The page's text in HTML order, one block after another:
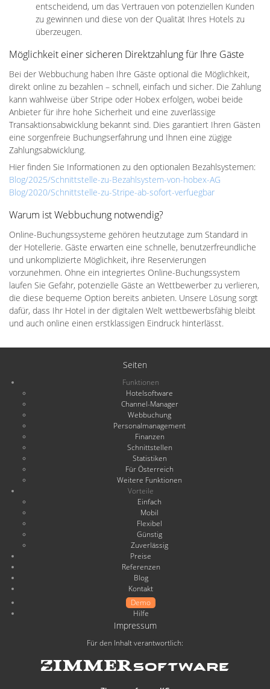
entscheidend, um das Vertrauen von potenziellen Kunden
zu gewinnen und diese von der Qualität Ihres Hotels zu
überzeugen.
Möglichkeit einer sicheren Direktzahlung für Ihre Gäste
Bei der Webbuchung haben Ihre Gäste optional die Möglichkeit,
direkt online zu bezahlen – schnell, einfach und sicher. Die Zahlung
kann wahlweise über Stripe oder Hobex erfolgen, wobei beide
Anbieter für ihre hohe Sicherheit und eine zuverlässige
Transaktionsabwicklung bekannt sind. Dies garantiert Ihren Gästen
eine sorgenfreie Buchungserfahrung und Ihnen eine zügige
Zahlungsabwicklung.
Hier finden Sie Informationen zu den optionalen Bezahlsystemen:
Blog/2025/Schnittstelle-zu-Bezahlsystem-von-hobex-AG
Blog/2020/Schnittstelle-zu-Stripe-ab-sofort-verfuegbar
Warum ist Webbuchung notwendig?
Online-Buchungssysteme gehören heutzutage zum Standard in
der Hotellerie. Gäste erwarten eine schnelle, benutzerfreundliche
und unkomplizierte Möglichkeit, ihre Reservierungen
vorzunehmen. Ohne ein integriertes Online-Buchungssystem
laufen Sie Gefahr, potenzielle Gäste an Wettbewerber zu verlieren,
die diese bequeme Option bereits anbieten. Unsere Lösung sorgt
dafür, dass Ihr Hotel in der digitalen Welt wettbewerbsfähig bleibt
und auch online einen erstklassigen Eindruck hinterlässt.
Seiten
Funktionen
Hotelsoftware
Channel-Manager
Webbuchung
Personalmanagement
Finanzen
Schnittstellen
Statistiken
Für Österreich
Weitere Funktionen
Vorteile
Einfach
Mobil
Flexibel
Günstig
Zuverlässig
Preise
Referenzen
Blog
Kontakt
Demo
Hilfe
Impressum
Für den Inhalt verantwortlich: